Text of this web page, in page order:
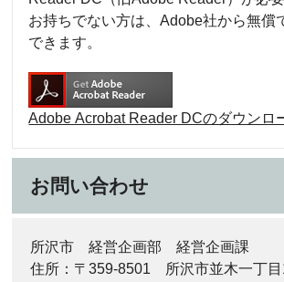
お持ちでない方は、Adobe社から無償
できます。
Adobe Acrobat Reader DCのダウンロ
お問い合わせ
所沢市 経営企画部 経営企画課
住所：〒359-8501 所沢市並木一丁